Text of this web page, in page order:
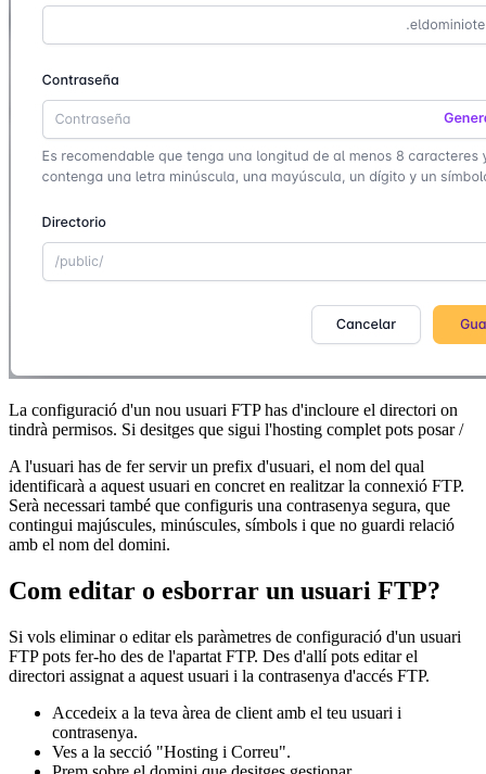
La configuració d'un nou usuari FTP has d'incloure el directori on
tindrà permisos. Si desitges que sigui l'hosting complet pots posar /
A l'usuari has de fer servir un prefix d'usuari, el nom del qual
identificarà a aquest usuari en concret en realitzar la connexió FTP.
Serà necessari també que configuris una contrasenya segura, que
contingui majúscules, minúscules, símbols i que no guardi relació
amb el nom del domini.
Com editar o esborrar un usuari FTP?
Si vols eliminar o editar els paràmetres de configuració d'un usuari
FTP pots fer-ho des de l'apartat FTP. Des d'allí pots editar el
directori assignat a aquest usuari i la contrasenya d'accés FTP.
Accedeix a la teva àrea de client amb el teu usuari i
contrasenya.
Ves a la secció "Hosting i Correu".